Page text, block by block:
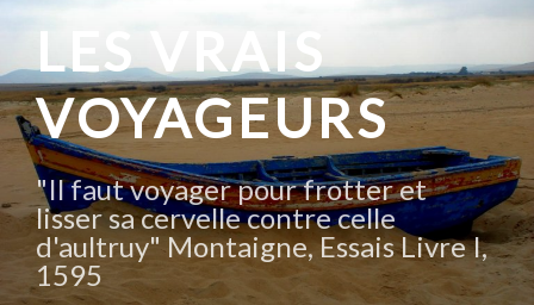
contenu
principal
LES VRAIS
VOYAGEURS
"Il faut voyager pour frotter et
lisser sa cervelle contre celle
d'aultruy" Montaigne, Essais Livre I,
1595